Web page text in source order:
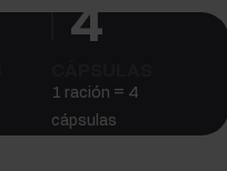
4
1 ración = 4
cápsulas